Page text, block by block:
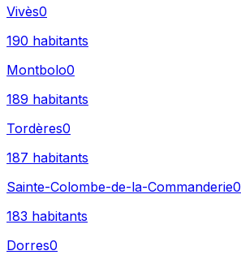
Vivès0
190 habitants
Montbolo0
189 habitants
Tordères0
187 habitants
Sainte-Colombe-de-la-Commanderie0
183 habitants
Dorres0